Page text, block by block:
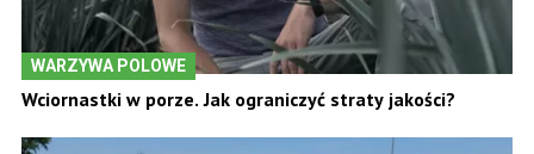
WARZYWA POLOWE
Wciornastki w porze. Jak ograniczyć straty jakości?